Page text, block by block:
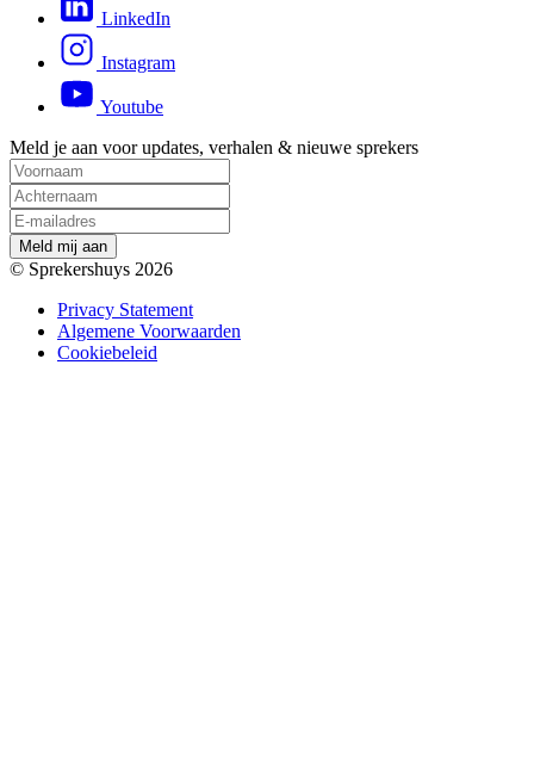
LinkedIn
Instagram
Youtube
Meld je aan voor updates, verhalen & nieuwe sprekers
Me d mij aan
© Sprekershuys 2026
Privacy Statement
Algemene Voorwaarden
Cookiebeleid